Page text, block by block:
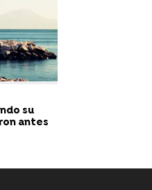
su
antes